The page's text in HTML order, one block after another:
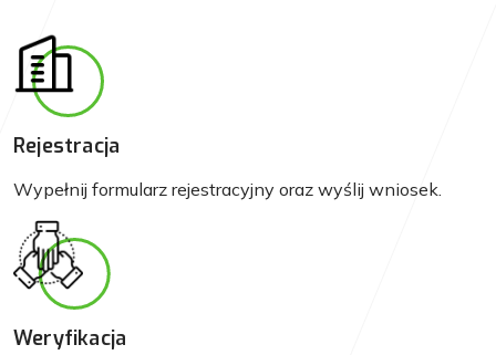
Rejestracja
Wypełnij formularz rejestracyjny oraz wyślij wniosek.
Weryfikacja